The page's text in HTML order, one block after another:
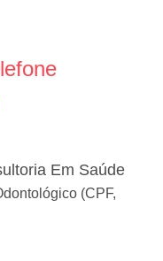
Em Saúde
(CPF,